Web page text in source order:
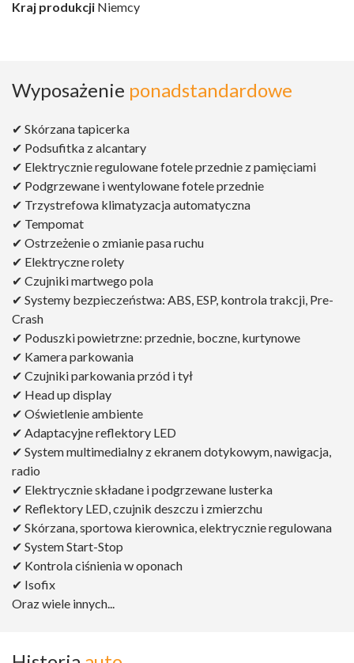
Kraj produkcji Niemcy
Wyposażenie ponadstandardowe
✔ Skórzana tapicerka
✔ Podsufitka z alcantary
✔ Elektrycznie regulowane fotele przednie z pamięciami
✔ Podgrzewane i wentylowane fotele przednie
✔ Trzystrefowa klimatyzacja automatyczna
✔ Tempomat
✔ Ostrzeżenie o zmianie pasa ruchu
✔ Elektryczne rolety
✔ Czujniki martwego pola
✔ Systemy bezpieczeństwa: ABS, ESP, kontrola trakcji, Pre-
Crash
✔ Poduszki powietrzne: przednie, boczne, kurtynowe
✔ Kamera parkowania
✔ Czujniki parkowania przód i tył
✔ Head up display
✔ Oświetlenie ambiente
✔ Adaptacyjne reflektory LED
✔ System multimedialny z ekranem dotykowym, nawigacja,
radio
✔ Elektrycznie składane i podgrzewane lusterka
✔ Reflektory LED, czujnik deszczu i zmierzchu
✔ Skórzana, sportowa kierownica, elektrycznie regulowana
✔ System Start-Stop
✔ Kontrola ciśnienia w oponach
✔ Isofix
Oraz wiele innych...